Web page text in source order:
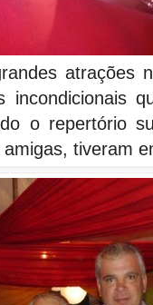
atrações
incondicionais
o repertório
tiveram